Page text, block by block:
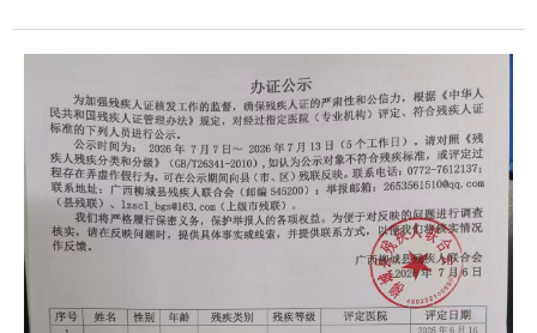
网上办事
互动回应
数据专题